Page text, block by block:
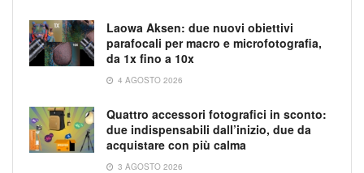
Laowa Aksen: due nuovi obiettivi
parafocali per macro e microfotografia,
da 1x fino a 10x
4 AGOSTO 2026
Quattro accessori fotografici in sconto:
due indispensabili dall’inizio, due da
acquistare con più calma
3 AGOSTO 2026